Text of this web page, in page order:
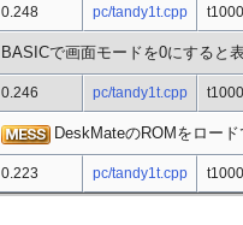
0.248 pc/tandy1t.cpp
BASICで画面モードを0にすると
0.246 pc/tandy1t.cpp
DeskMateのROMをロード
0.223 pc/tandy1t.cpp